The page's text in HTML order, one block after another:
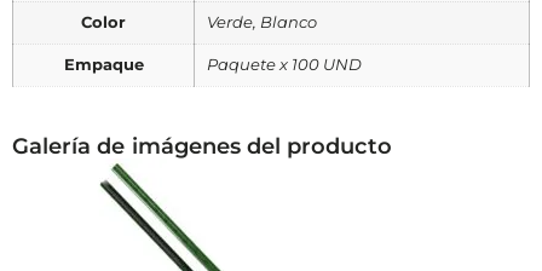
Color Verde, Blanco
Empaque Paquete x 100 UND
Galería de imágenes del producto